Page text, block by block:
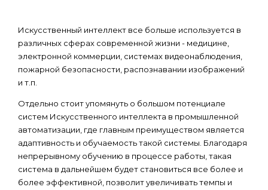
Искусственный интеллект все больше используется в
различных сферах современной жизни - медицине,
электронной коммерции, системах видеонаблюдения,
пожарной безопасности, распознавании изображений
и т.п.
Отдельно стоит упомянуть о большом потенциале
систем Искусственного интеллекта в промышленной
автоматизации, где главным преимуществом является
адаптивность и обучаемость такой системы. Благодаря
непрерывному обучению в процессе работы, такая
система в дальнейшем будет становиться все более и
более эффективной, позволит увеличивать темпы и